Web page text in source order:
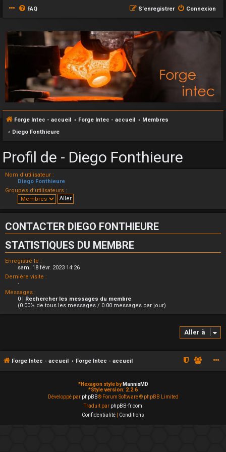
FAQ Connexion
S’enregistrer
Forge Intec - accueil Forge Intec - accueil
Membres
Diego Fonthieure
Profil de - Diego Fonthieure
Nom d’utilisateur :
Diego Fonthieure
Groupes d’utilisateurs :
CONTACTER DIEGO FONTHIEURE
STATISTIQUES DU MEMBRE
Enregistré le :
sam. 18 févr. 2023 14:26
Dernière visite :
-
Messages :
0 | Rechercher les messages du membre
(0.00% de tous les messages / 0.00 messages par jour)
Aller à
Forge Intec - accueil Forge Intec - accueil
*Hexagon style by MannixMD
*Style version: 2.2.6
Développé par phpBB® Forum Software © phpBB Limited
Traduit par phpBB-fr.com
Confidentialité
Conditions